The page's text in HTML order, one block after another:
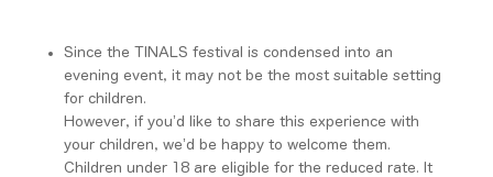
Since the TINALS festival is condensed into an
evening event, it may not be the most suitable setting
for children.
However, if you’d like to share this experience with
your children, we’d be happy to welcome them.
Children under 18 are eligible for the reduced rate.
It